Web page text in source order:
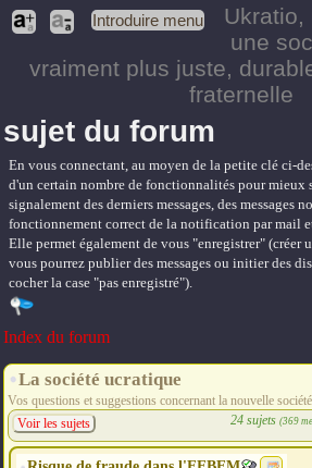
Introduire menu Ukratio,
une
vraiment plus juste,
fraternelle
sujet du forum
En vous connectant, au moyen de la petite clé ci-
d'un certain nombre de fonctionnalités pour mieux
signalement des derniers messages, des messages
fonctionnement correct de la notification par mail
Elle permet également de vous "enregistrer" (créer
vous pourrez publier des messages ou initier des
cocher la case "pas enregistré").
Index du forum
La société ucratique
Vos questions et suggestions concernant la nouvelle société
24 sujets (369
Voir les sujets